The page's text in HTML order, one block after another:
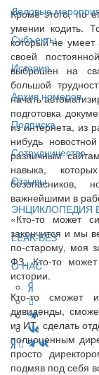
Деловые
Субъекты
История
Архив номеров
Подписка
Сотрудничество
Отзывы
ЭНЦИКЛОПЕДИЯ
LEAK-БЕЗ
О НАС
Кроме этого, по
умении кодить.
который не умеет
своей
выброшен на
большой
начать
подготовка
из интернета, из
нибудь
различным
навыка,
безопасников,
важнейшими в
«Кто-то может
закончится и мы
по-старому, моя
ФЗ. Кто-то
истории.
Кто-то сможет
дивиденды,
из ИТ, сделать
полноценным
просто
подмяв под себя